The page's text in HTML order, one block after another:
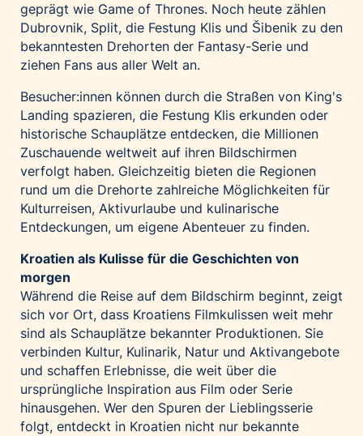
geprägt wie Game of Thrones. Noch heute zählen
Dubrovnik, Split, die Festung Klis und Šibenik zu den
bekanntesten Drehorten der Fantasy-Serie und
ziehen Fans aus aller Welt an.
Besucher:innen können durch die Straßen von King's
Landing spazieren, die Festung Klis erkunden oder
historische Schauplätze entdecken, die Millionen
Zuschauende weltweit auf ihren Bildschirmen
verfolgt haben. Gleichzeitig bieten die Regionen
rund um die Drehorte zahlreiche Möglichkeiten für
Kulturreisen, Aktivurlaube und kulinarische
Entdeckungen, um eigene Abenteuer zu finden.
Kroatien als Kulisse für die Geschichten von
morgen
Während die Reise auf dem Bildschirm beginnt, zeigt
sich vor Ort, dass Kroatiens Filmkulissen weit mehr
sind als Schauplätze bekannter Produktionen. Sie
verbinden Kultur, Kulinarik, Natur und Aktivangebote
und schaffen Erlebnisse, die weit über die
ursprüngliche Inspiration aus Film oder Serie
hinausgehen. Wer den Spuren der Lieblingsserie
folgt, entdeckt in Kroatien nicht nur bekannte